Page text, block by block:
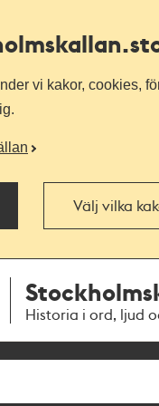
vi kakor, cookies,
Välj vilka
Historia i ord, ljud